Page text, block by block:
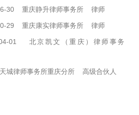
30 重庆静升律师事务所 律师
29 重庆康实律师事务所 律师
04-01 北京凯文（重庆）律师事务
城律师事务所重庆分所 高级合伙人